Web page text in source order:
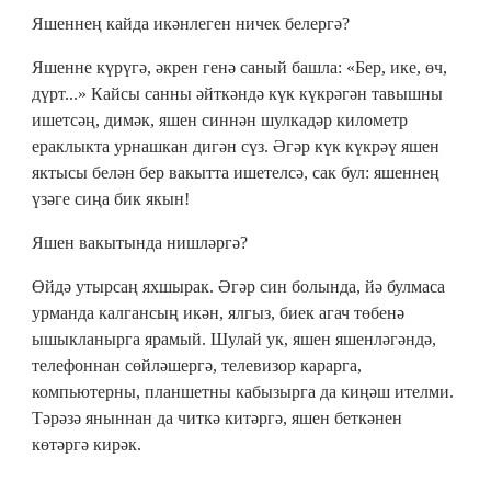
Яшеннең кайда икәнлеген ничек белергә?
Яшенне күрүгә, әкрен генә саный башла: «Бер, ике, өч,
дүрт...» Кайсы санны әйткәндә күк күкрәгән тавышны
ишетсәң, димәк, яшен синнән шулкадәр километр
ераклыкта урнашкан дигән сүз. Әгәр күк күкрәү яшен
яктысы белән бер вакытта ишетелсә, сак бул: яшеннең
үзәге сиңа бик якын!
Яшен вакытында нишләргә?
Өйдә утырсаң яхшырак. Әгәр син болында, йә булмаса
урманда калгансың икән, ялгыз, биек агач төбенә
ышыкланырга ярамый. Шулай ук, яшен яшенләгәндә,
телефоннан сөйләшергә, телевизор карарга,
компьютерны, планшетны кабызырга да киңәш ителми.
Тәрәзә яныннан да читкә китәргә, яшен беткәнен
көтәргә кирәк.